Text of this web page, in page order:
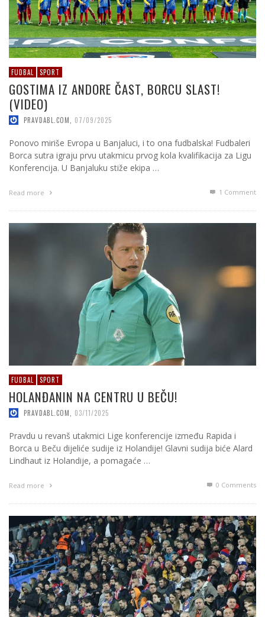
FUDBAL SPORT
GOSTIMA IZ ANDORE ČAST, BORCU SLAST!
(VIDEO)
PRAVDABL.COM 07/09/2025
Ponovo miriše Evropa u Banjaluci, i to ona fudbalska! Fudbaleri
Borca sutra igraju prvu utakmicu prvog kola kvalifikacija za Ligu
Konferencija. U Banjaluku stiže ekipa …
Read more 1 Comment
FUDBAL SPORT
HOLANĐANIN NA CENTRU U BEČU!
PRAVDABL.COM 03/11/2025
Pravdu u revanš utakmici Lige konferencije između Rapida i
Borca u Beču dijeliće sudije iz Holandije! Glavni sudija biće Alard
Lindhaut iz Holandije, a pomagaće …
Read more 0 Comments